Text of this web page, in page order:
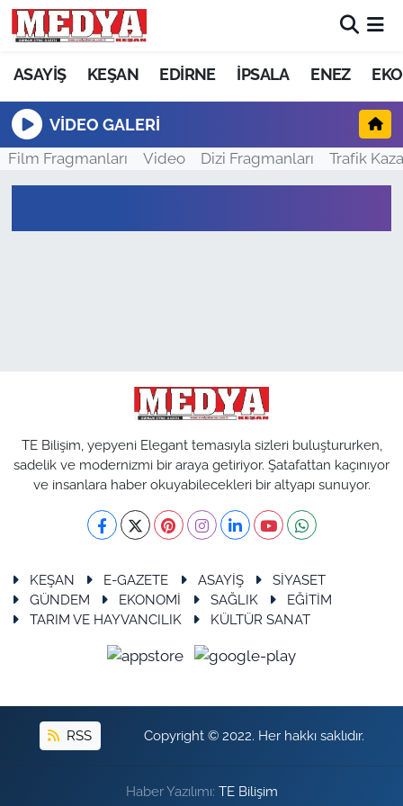
ASAYİŞ KEŞAN EDİRNE İPSALA ENEZ
VIDEO GALERI
Film Fragmanları Video Dizi Fragmanları Trafik
TE Bilişim, yepyeni Elegant temasıyla sizleri buluştururken,
sadelik ve modernizmi bir araya getiriyor. Şatafattan kaçınıyor
ve insanlara haber okuyabilecekleri bir altyapı sunuyor.
KEŞAN E-GAZETE ASAYİŞ
SİYASET
GÜNDEM
EKONOMİ SAĞLIK
EĞİTİM
TARIM VE HAYVANCILIK
KÜLTÜR SANAT
RSS Copyright © 2022. Her hakkı saklıdır.
Haber Yazılımı: TE Bilişim
KEŞAN
E-GAZETE
ASAYİŞ
TARIM VE HAYVANCILIK
KÜLTÜR SANAT
RESMİ İLAN
SPOR
YAŞAM
TEKİRDAĞ